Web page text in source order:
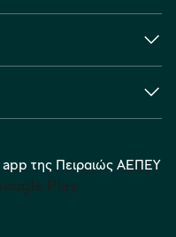
της Πειραιώς ΑΕΠΕΥ